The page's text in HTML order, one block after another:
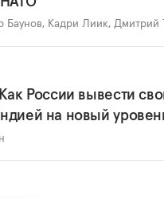
Баунов, Кадри Лиик, Дмитрий
России вывести
на новый